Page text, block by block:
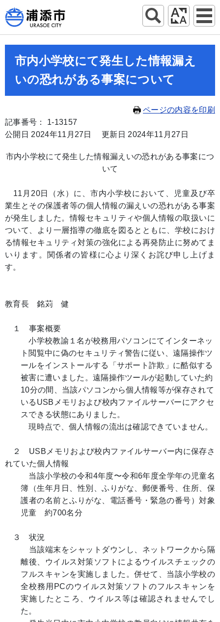
市内小学校にて発生した情報漏え
いの恐れがある事案について
ページの内容を印刷
記事番号： 1-13157
公開日 2024年11月27日
更新日 2024年11月27日
市内小学校にて発生した情報漏えいの恐れがある事案につ
いて
11月20日（水）に、市内小学校において、児童及び卒
業生とその保護者等の個人情報の漏えいの恐れがある事案
が発生しました。情報セキュリティや個人情報の取扱いに
ついて、より一層指導の徹底を図るとともに、学校におけ
る情報セキュリティ対策の強化による再発防止に努めてま
いります。関係者の皆様に心より深くお詫び申し上げま
す。
教育長 銘苅 健
１ 事案概要
小学校教諭１名が校務用パソコンにてインターネッ
ト閲覧中に偽のセキュリティ警告に従い、遠隔操作ツ
ールをインストールする「サポート詐欺」に酷似する
被害に遭いました。遠隔操作ツールが起動していた約
10分の間、当該パソコンから個人情報等が保存されて
いるUSBメモリおよび校内ファイルサーバーにアクセ
スできる状態にありました。
現時点で、個人情報の流出は確認できていません。
２ USBメモリおよび校内ファイルサーバー内に保存さ
れていた個人情報
当該小学校の令和4年度〜令和6年度全学年の児童名
簿（生年月日、性別、ふりがな、郵便番号、住所、保
護者の名前とふりがな、電話番号・緊急の番号）対象
児童 約700名分
３ 状況
当該端末をシャットダウンし、ネットワークから隔
離後、ウイルス対策ソフトによるウイルスチェックの
フルスキャンを実施しました。併せて、当該小学校の
全校務用PCのウイルス対策ソフトのフルスキャンを
実施したところ、ウイルス等は確認されませんでし
た。